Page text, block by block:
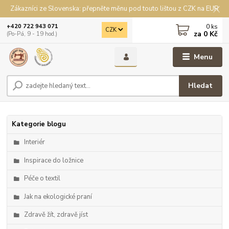
Zákazníci ze Slovenska: přepněte měnu pod touto lištou z CZK na EUR
Menu
CZK
Hledat
+420 722 943 071
(Po-Pá, 9 - 19 hod.)
0 ks
za 0 Kč
Kategorie blogu
Interiér
Inspirace do ložnice
Péče o textil
Jak na ekologické praní
Zdravě žít, zdravě jíst